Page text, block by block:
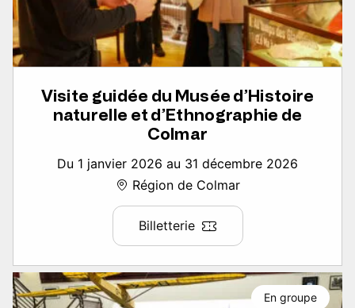
Visite guidée du Musée d’Histoire
naturelle et d’Ethnographie de
Colmar
Du 1 janvier 2026 au 31 décembre 2026
Région de Colmar
Billetterie
En groupe